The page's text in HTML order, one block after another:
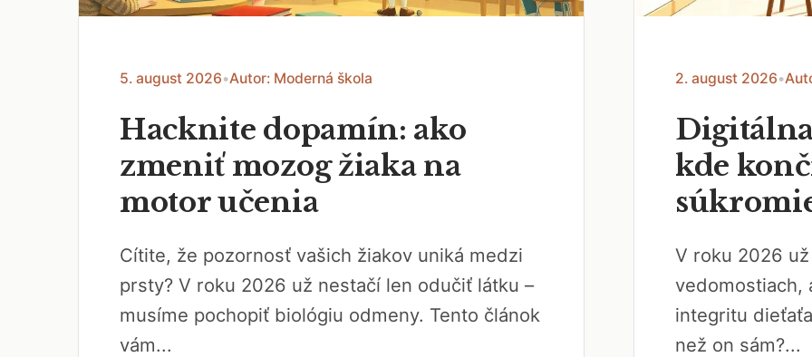
5. august 2026•Autor: Moderná škola
Hacknite dopamín: ako
zmeniť mozog žiaka na
motor učenia
Cítite, že pozornosť vašich žiakov uniká medzi
prsty? V roku 2026 už nestačí len odučiť látku –
musíme pochopiť biológiu odmeny. Tento článok
vám...
2. august 2026•
kde
V roku 2026
vedomostiach,
integritu
než on sám?...